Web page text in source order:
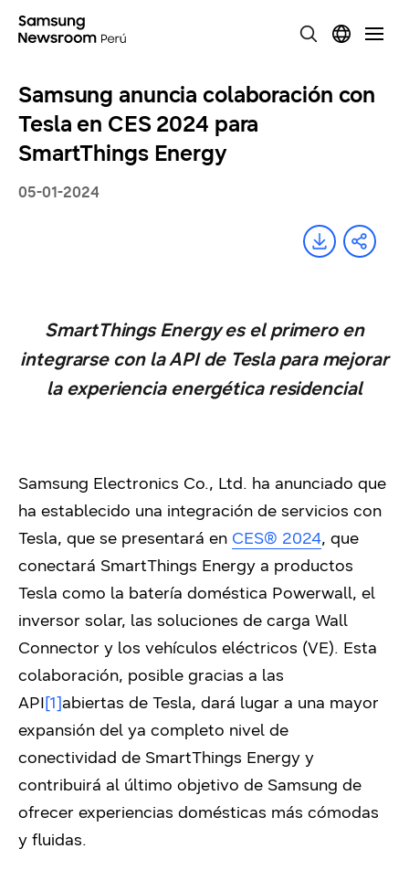
Samsung anuncia colaboración con
Tesla en CES 2024 para
SmartThings Energy
05-01-2024
SmartThings Energy es el primero en
integrarse con la API de Tesla para mejorar
la experiencia energética residencial
Samsung Electronics Co., Ltd. ha anunciado que
ha establecido una integración de servicios con
Tesla, que se presentará en CES® 2024, que
conectará SmartThings Energy a productos
Tesla como la batería doméstica Powerwall, el
inversor solar, las soluciones de carga Wall
Connector y los vehículos eléctricos (VE). Esta
colaboración, posible gracias a las
API[1]abiertas de Tesla, dará lugar a una mayor
expansión del ya completo nivel de
conectividad de SmartThings Energy y
contribuirá al último objetivo de Samsung de
ofrecer experiencias domésticas más cómodas
y fluidas.